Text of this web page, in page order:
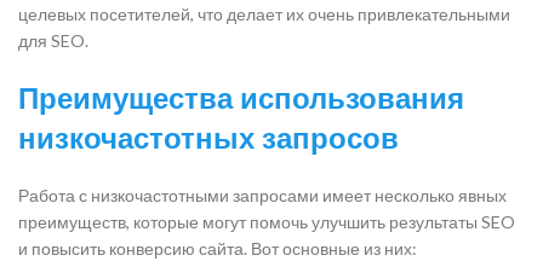
целевых посетителей, что делает их очень привлекательными
для SEO.
Преимущества использования
низкочастотных запросов
Работа с низкочастотными запросами имеет несколько явных
преимуществ, которые могут помочь улучшить результаты SEO
и повысить конверсию сайта. Вот основные из них: